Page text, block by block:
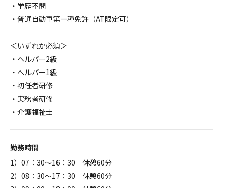
・学歴不問
・普通自動車第一種免許（AT限定可）
＜いずれか必須＞
・ヘルパー2級
・ヘルパー1級
・初任者研修
・実務者研修
・介護福祉士
勤務時間
1）07：30～16：30 休憩60分
2）08：30～17：30 休憩60分